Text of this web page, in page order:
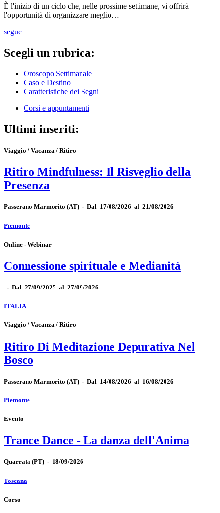
È l'inizio di un ciclo che, nelle prossime settimane, vi offrirà
l'opportunità di organizzare meglio…
segue
Scegli un rubrica:
Oroscopo Settimanale
Caso e Destino
Caratteristiche dei Segni
Corsi e appuntamenti
Ultimi inseriti:
Viaggio / Vacanza / Ritiro
Ritiro Mindfulness: Il Risveglio della
Presenza
Passerano Marmorito (AT) - Dal 17/08/2026 al 21/08/2026
Piemonte
Online - Webinar
Connessione spirituale e Medianità
- Dal 27/09/2025 al 27/09/2026
ITALIA
Viaggio / Vacanza / Ritiro
Ritiro Di Meditazione Depurativa Nel
Bosco
Passerano Marmorito (AT) - Dal 14/08/2026 al 16/08/2026
Piemonte
Evento
Trance Dance - La danza dell'Anima
Quarrata (PT) - 18/09/2026
Toscana
Corso